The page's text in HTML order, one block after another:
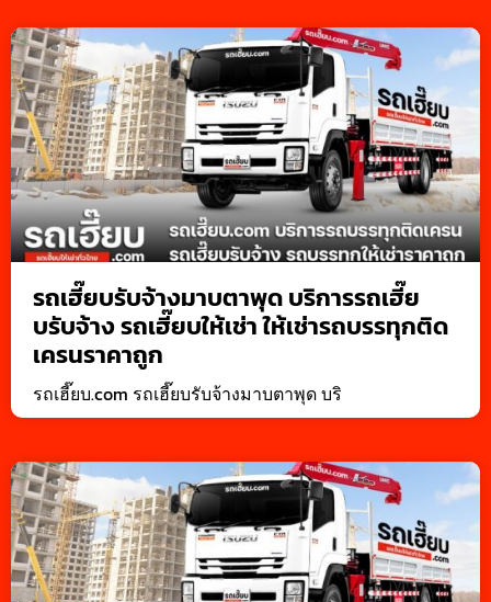
รถเฮี๊ยบรับจ้างมาบตาพุด บริการรถเฮี๊ย
บรับจ้าง รถเฮี๊ยบให้เช่า ให้เช่ารถบรรทุกติด
เครนราคาถูก
รถเฮี๊ยบ.com รถเฮี๊ยบรับจ้างมาบตาพุด บริ